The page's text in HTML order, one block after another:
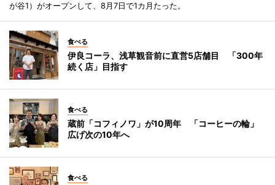
が谷1）がオープンして、8月7日で1カ月たった。
食べる
伊良コーラ、浅草観音前に直営5店舗目 「300年
続く店」目指す
食べる
蔵前「コフィノワ」が10周年 「コーヒーの輪」
広げ次の10年へ
食べる